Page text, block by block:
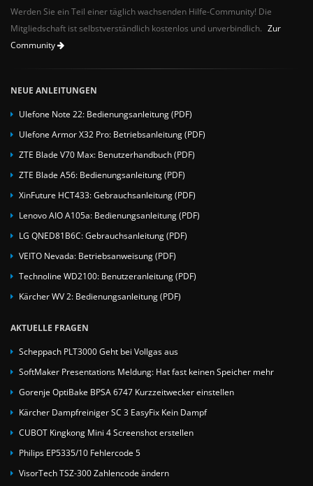
Werden Sie ein Teil einer täglich wachsenden Hilfe-Community! Die
Mitgliedschaft ist selbstverständlich kostenlos und unverbindlich. Zur
Community
NEUE ANLEITUNGEN
Ulefone Note 22: Bedienungsanleitung (PDF)
Ulefone Armor X32 Pro: Betriebsanleitung (PDF)
ZTE Blade V70 Max: Benutzerhandbuch (PDF)
ZTE Blade A56: Bedienungsanleitung (PDF)
XinFuture HCT433: Gebrauchsanleitung (PDF)
Lenovo AIO A105a: Bedienungsanleitung (PDF)
LG QNED81B6C: Gebrauchsanleitung (PDF)
VEITO Nevada: Betriebsanweisung (PDF)
Technoline WD2100: Benutzeranleitung (PDF)
Kärcher WV 2: Bedienungsanleitung (PDF)
AKTUELLE FRAGEN
Scheppach PLT3000 Geht bei Vollgas aus
SoftMaker Presentations Meldung: Hat fast keinen Speicher mehr
Gorenje OptiBake BPSA 6747 Kurzzeitwecker einstellen
Kärcher Dampfreiniger SC 3 EasyFix Kein Dampf
CUBOT Kingkong Mini 4 Screenshot erstellen
Philips EP5335/10 Fehlercode 5
VisorTech TSZ-300 Zahlencode ändern